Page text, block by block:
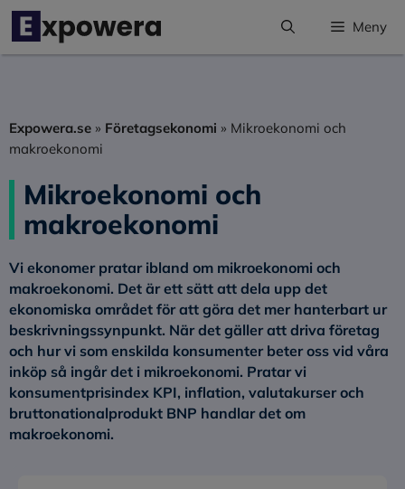
Hoppa
innehåll
Meny
Expowera.se » Företagsekonomi » Mikroekonomi och
makroekonomi
Mikroekonomi och
makroekonomi
Vi ekonomer pratar ibland om mikroekonomi och
makroekonomi. Det är ett sätt att dela upp det
ekonomiska området för att göra det mer hanterbart ur
beskrivningssynpunkt. När det gäller att driva företag
och hur vi som enskilda konsumenter beter oss vid våra
inköp så ingår det i mikroekonomi. Pratar vi
konsumentprisindex KPI, inflation, valutakurser och
bruttonationalprodukt BNP handlar det om
makroekonomi.